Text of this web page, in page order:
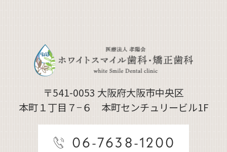
〒541-0053 大阪府大阪市中央区
本町１丁目７−６ 本町センチュリービル1F
06-7638-1200